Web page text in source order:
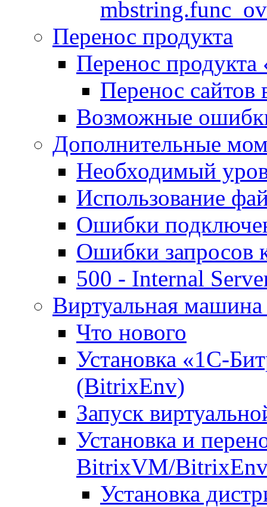
Перенос продукта
Перенос продукта
Перенос сайтов
Возможные
Дополнительные
Необходимый
Использование
Ошибки
Ошибки запросов
500 - Internal
Виртуальная
Что нового
Установка «1С-
(BitrixEnv)
Запуск
Установка и
BitrixVM/
Установка